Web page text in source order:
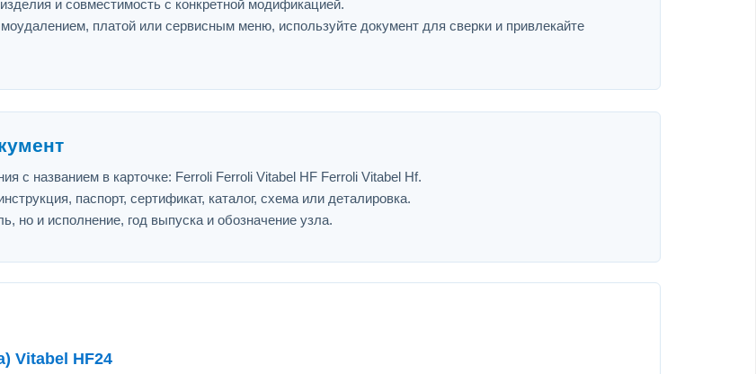
и совместимость с конкретной модификацией.
платой или сервисным меню, используйте документ для сверки и привлекайте
с названием в карточке: Ferroli Ferroli Vitabel HF Ferroli Vitabel Hf.
паспорт, сертификат, каталог, схема или деталировка.
но и исполнение, год выпуска и обозначение узла.
Vitabel HF24